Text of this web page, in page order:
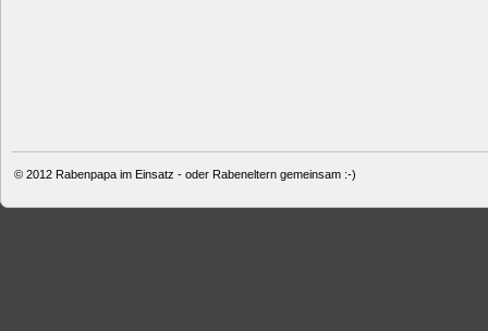
© 2012 Rabenpapa im Einsatz - oder Rabeneltern gemeinsam :-)